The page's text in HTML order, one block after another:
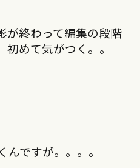
が終わって編集の段階
めて気がつく。。
ですが。。。。